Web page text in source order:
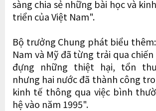
sàng chia sẻ những bài học và
triển của Việt Nam".
Bộ trưởng Chung phát biểu
Nam và Mỹ đã từng trải qua
đựng những thiệt hại, tổn
nhưng hai nước đã thành công
kinh tế thông qua việc bình
hệ vào năm 1995".